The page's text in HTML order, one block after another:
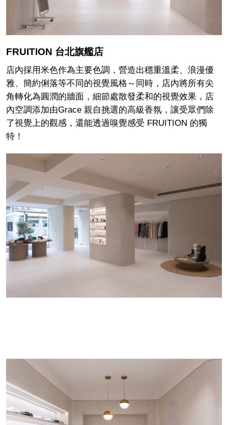
FRUITION 台北旗艦店
店內採用米色作為主要色調，營造出穩重溫柔、浪漫優
雅、簡約俐落等不同的視覺風格～同時，店內將所有尖
角轉化為圓潤的牆面，細節處散發柔和的視覺效果，店
內空調添加由Grace 親自挑選的高級香氛，讓受眾們除
了視覺上的觀感，還能透過嗅覺感受 FRUITION 的獨
特！